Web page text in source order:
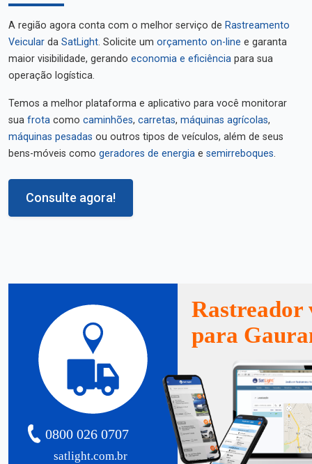
A região agora conta com o melhor serviço de Rastreamento
Veicular da SatLight. Solicite um orçamento on-line e garanta
maior visibilidade, gerando economia e eficiência para sua
operação logística.
Temos a melhor plataforma e aplicativo para você monitorar
sua frota como caminhões, carretas, máquinas agrícolas,
máquinas pesadas ou outros tipos de veículos, além de seus
bens-móveis como geradores de energia e semirreboques.
Consulte agora!
satlight.com.br
0800 026 0707
Rastreador
para